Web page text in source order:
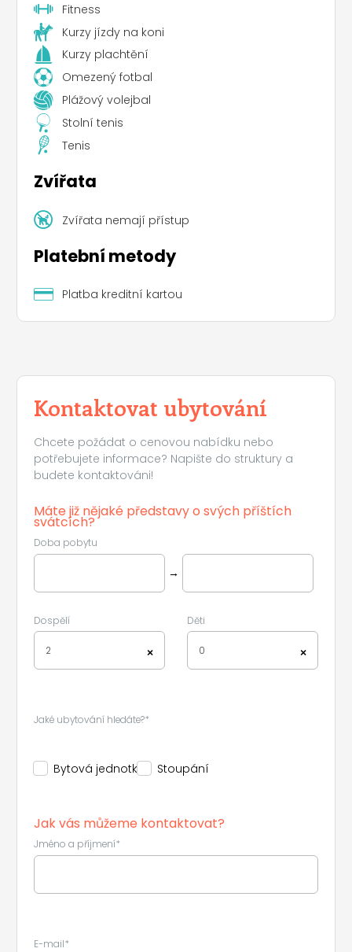
Fitness
Kurzy jízdy na koni
Kurzy plachtění
Omezený fotbal
Plážový volejbal
Stolní tenis
Tenis
Zvířata
Zvířata nemají přístup
Platební metody
Platba kreditní kartou
Kontaktovat ubytování
Chcete požádat o cenovou nabídku nebo
potřebujete informace? Napište do struktury a
budete kontaktováni!
Máte již nějaké představy o svých příštích
svátcích?
Doba pobytu
→
Dospělí
×
2
Děti
×
0
Jaké ubytování hledáte?*
Bytová jednotka Stoupání
Jak vás můžeme kontaktovat?
Jméno a příjmení*
E-mail*
Leaflet ©